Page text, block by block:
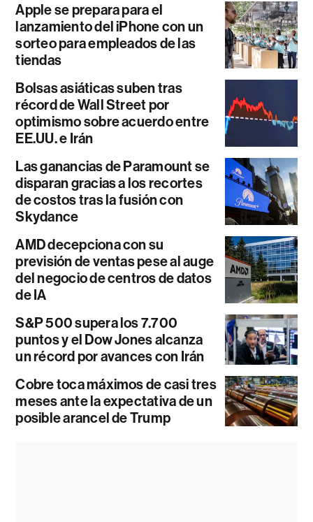
Apple se prepara para el
lanzamiento del iPhone con un
sorteo para empleados de las
tiendas
Bolsas asiáticas suben tras
récord de Wall Street por
optimismo sobre acuerdo entre
EE.UU. e Irán
Las ganancias de Paramount se
disparan gracias a los recortes
de costos tras la fusión con
Skydance
AMD decepciona con su
previsión de ventas pese al auge
del negocio de centros de datos
de IA
S&P 500 supera los 7.700
puntos y el Dow Jones alcanza
un récord por avances con Irán
Cobre toca máximos de casi tres
meses ante la expectativa de un
posible arancel de Trump